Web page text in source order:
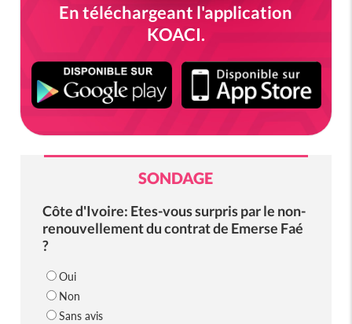
En téléchargeant l'application
KOACI.
SONDAGE
Côte d'Ivoire: Etes-vous surpris par le non-
renouvellement du contrat de Emerse Faé
?
Oui
Non
Sans avis